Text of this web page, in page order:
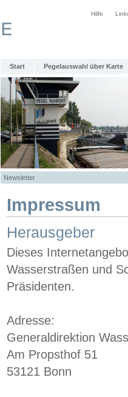
Hilfe
Start Pegelauswahl über Karte
Newsletter
Impressum
Herausgeber
Dieses
Wasserstraßen und
Präsidenten.
Adresse:
Generaldirektion
Am Propsthof 51
53121 Bonn